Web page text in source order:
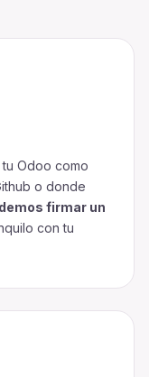
Odoo como
o donde
firmar un
con tu